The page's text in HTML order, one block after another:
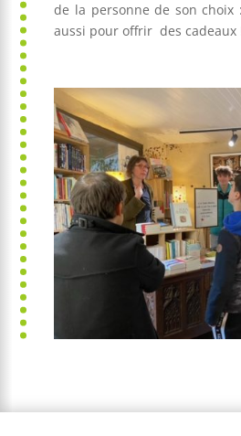
de la personne de son
aussi pour offrir des cadeaux